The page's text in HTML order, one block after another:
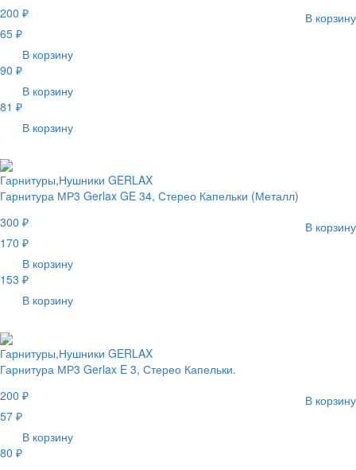
200 ₽
В корзину
65 ₽
В корзину
90 ₽
В корзину
81 ₽
В корзину
Гарнитуры,Нушники GERLAX
Гарнитура МР3 Gerlax GE 34, Стерео Капельки (Металл)
300 ₽
В корзину
170 ₽
В корзину
153 ₽
В корзину
Гарнитуры,Нушники GERLAX
Гарнитура МР3 Gerlax E 3, Стерео Капельки.
200 ₽
В корзину
57 ₽
В корзину
80 ₽